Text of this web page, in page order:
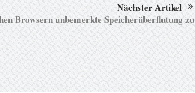
Nächster Artikel
Browsern unbemerkte Speicherüberflutung zu